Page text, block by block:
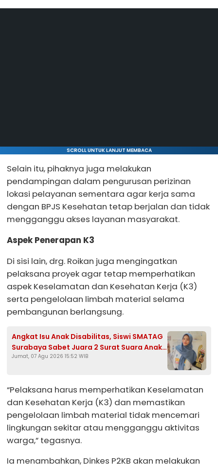
SCROLL UNTUK LANJUT MEMBACA
Selain itu, pihaknya juga melakukan
pendampingan dalam pengurusan perizinan
lokasi pelayanan sementara agar kerja sama
dengan BPJS Kesehatan tetap berjalan dan tidak
mengganggu akses layanan masyarakat.
Aspek Penerapan K3
Di sisi lain, drg. Roikan juga mengingatkan
pelaksana proyek agar tetap memperhatikan
aspek Keselamatan dan Kesehatan Kerja (K3)
serta pengelolaan limbah material selama
pembangunan berlangsung.
Angkat Isu Anak Disabilitas, Siswi SMATAG
Surabaya Sabet Juara 2 Surat Suara Anak
2026
Jumat, 07 Agu 2026 15:52 WIB
“Pelaksana harus memperhatikan Keselamatan
dan Kesehatan Kerja (K3) dan memastikan
pengelolaan limbah material tidak mencemari
lingkungan sekitar atau mengganggu aktivitas
warga,” tegasnya.
Ia menambahkan, Dinkes P2KB akan melakukan